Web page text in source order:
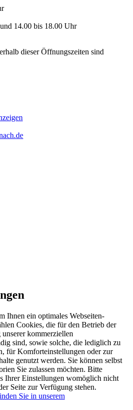
14.00 bis 18.00 Uhr
dieser Öffnungszeiten sind
Ihnen ein optimales Webseiten-
Cookies, die für den Betrieb der
kommerziellen
sind, sowie solche, die lediglich zu
für Komforteinstellungen oder zur
genutzt werden. Sie können selbst
Sie zulassen möchten. Bitte
Ihrer Einstellungen womöglich nicht
Seite zur Verfügung stehen.
Sie in unserem